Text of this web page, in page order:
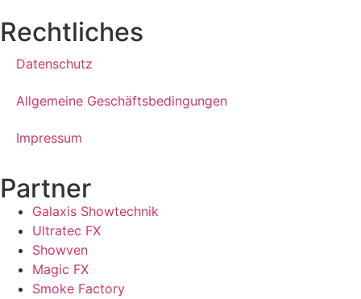
Rechtliches
Datenschutz
Allgemeine Geschäftsbedingungen
Impressum
Partner
Galaxis Showtechnik
Ultratec FX
Showven
Magic FX
Smoke Factory